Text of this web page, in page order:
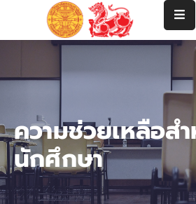
คณะ
ตรี
ปริญญา
โท-
เอก
ความช่วยเหลือส
นักศึกษา